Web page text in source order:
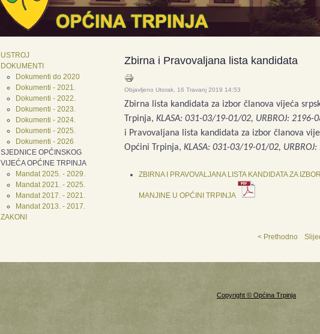
USTROJ
DOKUMENTI
Dokumenti do 2020
Dokumenti - 2021.
Dokumenti - 2022.
Dokumenti - 2023.
Dokumenti - 2024.
Dokumenti - 2025.
Dokumenti - 2026
SJEDNICE OPĆINSKOG
VIJEĆA OPĆINE TRPINJA
Mandat 2025. - 2029.
Mandat 2021. - 2025.
Mandat 2017. - 2021.
Mandat 2013. - 2017.
ZAKONI
Zbirna i Pravovaljana lista kandidata
Objavljeno Utorak, 16 Travanj 2019 14:53
Zbirna lista kandidata za izbor članova vijeća
Trpinja, KLASA: 031-03/19-01/02, URBROJ:
i Pravovaljana lista kandidata za izbor članova
Općini Trpinja, KLASA: 031-03/19-01/02,
ZBIRNA I PRAVOVALJANA LISTA KANDIDATA ZA
MANJINE U OPĆINI TRPINJA
< Prethodno
Copyright © Općina Trpinja